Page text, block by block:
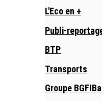
L'Eco en +
Publi-
BTP
Transports
Groupe